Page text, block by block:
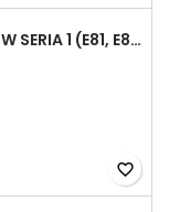
MIEZ TURBINĂ BMW SERIA 1 (E81, E87) 120 D - CREȘTEȚI PERFORMANȚA ȘI RĂSPUNSUL MOTORULUI
favorite_border